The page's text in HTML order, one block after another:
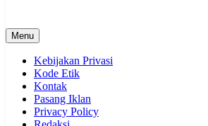
Menu
Kebijakan Privasi
Kode Etik
Kontak
Pasang Iklan
Privacy Policy